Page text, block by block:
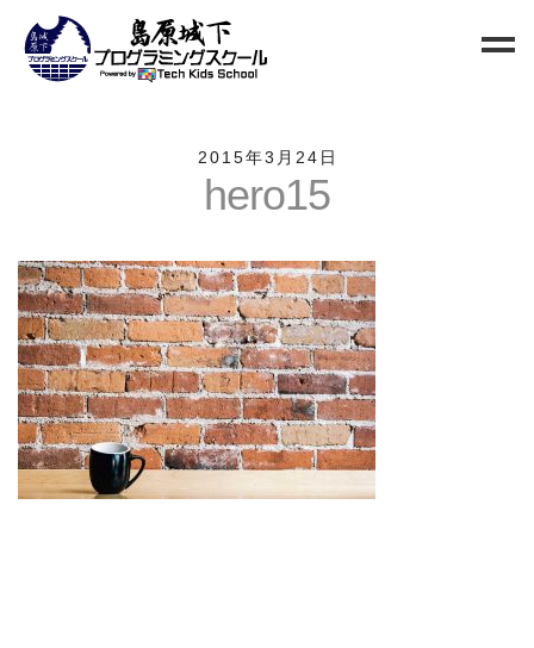
お問い合わせ
クラス
小中高校生向けクラス
QUREO初級クラス
QUREO中級クラス
電子工作部
2015年3月24日
hero15